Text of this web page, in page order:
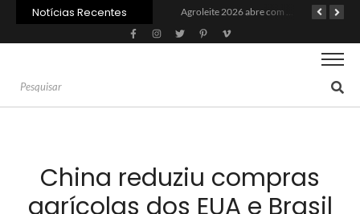
Notícias Recentes Agroleite 2026 abre com anúncio do curso de Medicina Veterinária e R$ 215 milhões em investimentos
China reduziu compras
agrícolas dos EUA e Brasil